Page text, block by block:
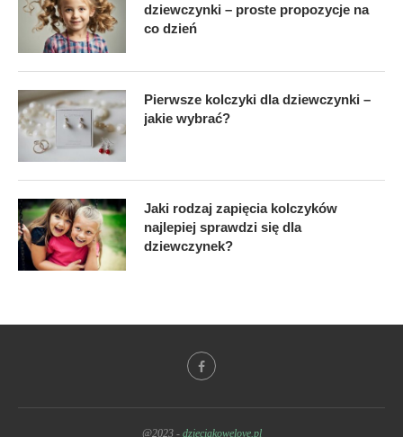
dziewczynki – proste propozycje na
co dzień
Pierwsze kolczyki dla dziewczynki –
jakie wybrać?
Jaki rodzaj zapięcia kolczyków
najlepiej sprawdzi się dla
dziewczynek?
@2023 - dzieciakowelove.pl